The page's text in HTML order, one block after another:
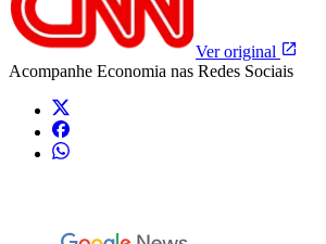
Ver original
Acompanhe Economia nas Redes Sociais